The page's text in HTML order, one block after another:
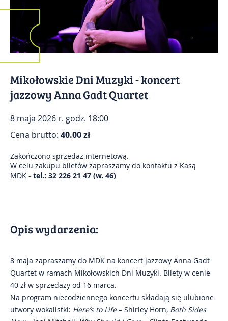
Chóry i zespoły
Zajęcia
Bilety
Kontakt
Impresje Mikołowskie
Mikołowskie Dni Muzyki - koncert
jazzowy Anna Gadt Quartet
8 maja 2026 r. godz. 18:00
Cena brutto: 40.00 zł
Zakończono sprzedaż internetową.
W celu zakupu biletów zapraszamy do kontaktu z Kasą
MDK - tel.: 32 226 21 47 (w. 46)
Opis wydarzenia:
8 maja zapraszamy do MDK na koncert jazzowy Anna Gadt
Quartet w ramach Mikołowskich Dni Muzyki. Bilety w cenie
40 zł w sprzedaży od 16 marca.
Na program niecodziennego koncertu składają się ulubione
utwory wokalistki: Here’s to Life– Shirley Horn, Both Sides